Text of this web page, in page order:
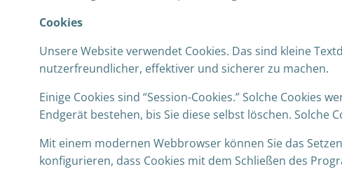
Cookies
Unsere Website verwendet Cookies. Das sind kleine
nutzerfreundlicher, effektiver und sicherer zu machen.
Einige Cookies sind “Session-Cookies.” Solche Cookies
Endgerät bestehen, bis Sie diese selbst löschen. Solche
Mit einem modernen Webbrowser können Sie das
konfigurieren, dass Cookies mit dem Schließen des